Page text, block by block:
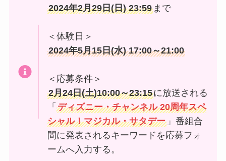
2024年2月29日(日) 23:59 まで
＜体験日＞
2024年5月15日(水) 17:00～21:00
＜応募条件＞
2月24日(土)10:00～23:15に放送される
「ディズニー・チャンネル 20周年スペ
シャル！マジカル・サタデー 」番組合
間に発表されるキーワードを応募フォ
ームへ入力する。